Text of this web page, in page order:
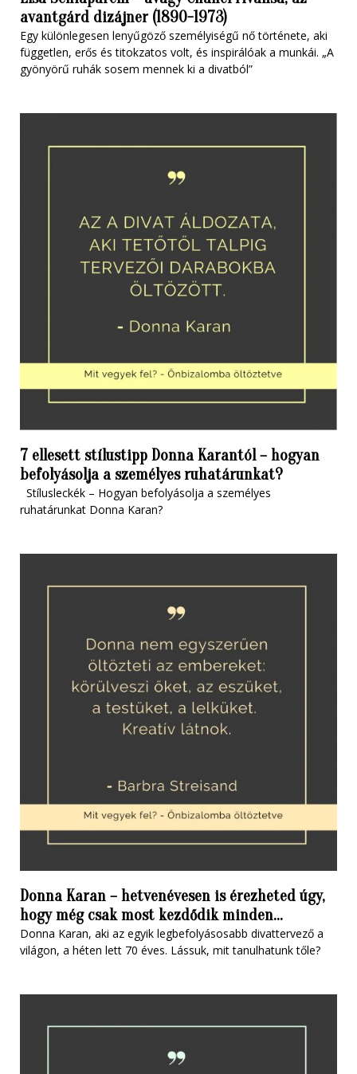
avantgárd dizájner (1890-1973)
Egy különlegesen lenyűgöző személyiségű nő története, aki
független, erős és titokzatos volt, és inspirálóak a munkái. „A
gyönyörű ruhák sosem mennek ki a divatból”
7 ellesett stílustipp Donna Karantól – hogyan
befolyásolja a személyes ruhatárunkat?
Stílusleckék – Hogyan befolyásolja a személyes
ruhatárunkat Donna Karan?
Donna Karan – hetvenévesen is érezheted úgy,
hogy még csak most kezdődik minden…
Donna Karan, aki az egyik legbefolyásosabb divattervező a
világon, a héten lett 70 éves. Lássuk, mit tanulhatunk tőle?